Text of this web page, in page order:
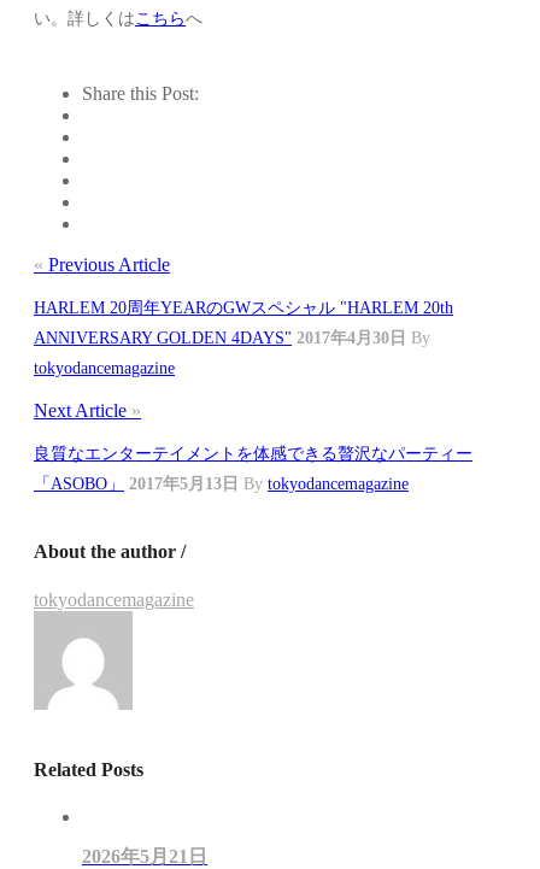
い。詳しくはこちらへ
Share this Post:
« Previous Article
HARLEM 20周年YEARのGWスペシャル "HARLEM 20th
ANNIVERSARY GOLDEN 4DAYS" 2017年4月30日 By
tokyodancemagazine
Next Article »
良質なエンターテイメントを体感できる贅沢なパーティー
「ASOBO」
2017年5月13日 By tokyodancemagazine
About the author /
tokyodancemagazine
Related Posts
2026年5月21日